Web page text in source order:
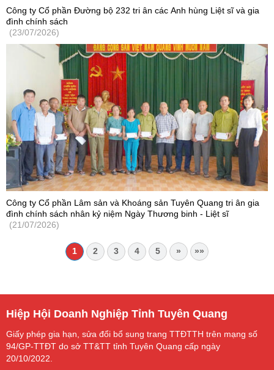
Công ty Cổ phần Đường bộ 232 tri ân các Anh hùng Liệt sĩ và gia
đình chính sách
(23/07/2026)
Công ty Cổ phần Lâm sản và Khoáng sản Tuyên Quang tri ân gia
đình chính sách nhân kỷ niệm Ngày Thương binh - Liệt sĩ
(21/07/2026)
1 2 3 4 5 » »»
Hiệp Hội Doanh Nghiệp Tỉnh Tuyên Quang
Giấy phép gia hạn, sửa đổi bổ sung trang TTĐTTH trên mạng số
94/GP-TTĐT do sở TT&TT tỉnh Tuyên Quang cấp ngày
20/10/2022.